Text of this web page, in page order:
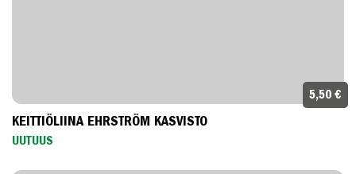
5,50 €
KEITTIÖLIINA EHRSTRÖM KASVISTO
UUTUUS